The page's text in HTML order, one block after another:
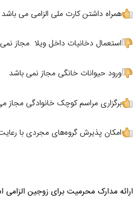
همراه داشتن کارت ملی الزامی می باشد
استعمال دخانیات داخل ویلا مجاز
ورود حیوانات خانگی مجاز نمی باشد
برگزاری مراسم کوچک خانوادگی مجاز
امکان پذیرش گروه‌های مجردی با
ارائه مدارک محرمیت برای زوجین